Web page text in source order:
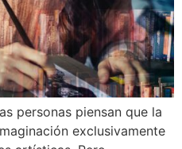
personas piensan que la
exclusivamente